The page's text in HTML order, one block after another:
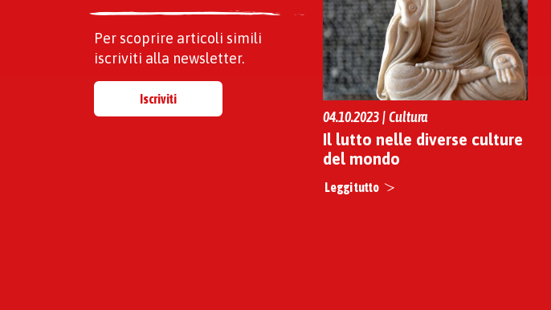
Per scoprire articoli simili
iscriviti alla newsletter.
Iscriviti
04.10.2023 | Cultura
Il lutto nelle diverse culture
del mondo
Leggi tutto